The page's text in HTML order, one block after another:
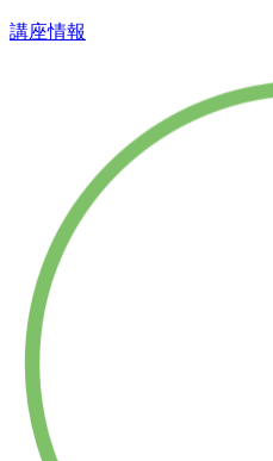
講座情報